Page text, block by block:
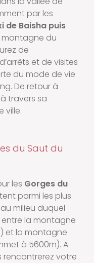
par les
de Baisha puis
montagne du
de
et de visites
du mode de vie
De retour à
travers sa
ville.
du Saut du
les Gorges du
parmi les plus
milieu duquel
entre la montagne
et la montagne
à 5600m). A
rencontrerez votre